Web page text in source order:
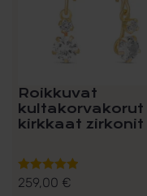
Roikkuvat
kultakorvakorut
kirkkaat zirkonit
Arvostelu
259,00 €